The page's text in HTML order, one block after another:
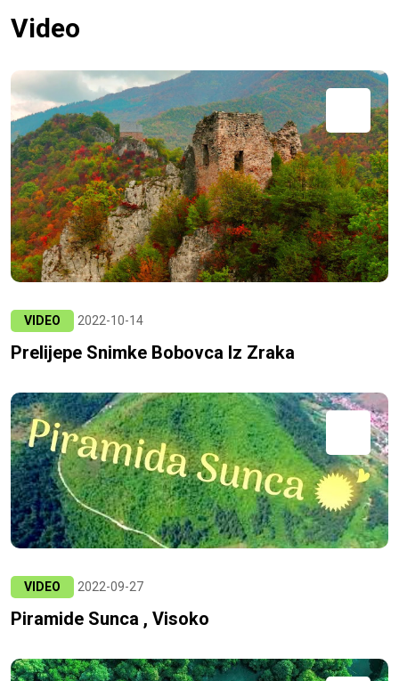
Video
VIDEO 2022-10-14
Prelijepe Snimke Bobovca Iz Zraka
VIDEO 2022-09-27
Piramide Sunca , Visoko